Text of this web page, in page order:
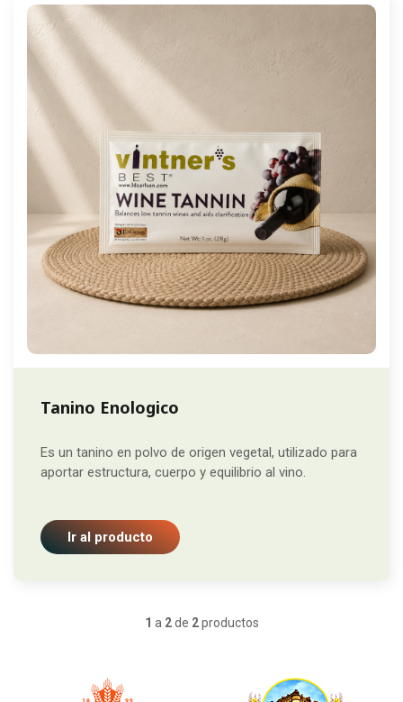
Tanino Enologico
Es un tanino en polvo de origen vegetal, utilizado para
aportar estructura, cuerpo y equilibrio al vino.
Ir al producto
1 a 2de 2productos